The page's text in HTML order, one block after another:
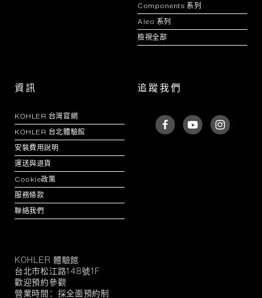
Components 系列
Aleo 系列
檢視全部
資訊
KOHLER 台灣官網
KOHLER 台北體驗館
安裝費用說明
運送與退貨
Cookie政策
服務條款
聯絡我們
追蹤我們
KOHLER
官
方
KOHLER 體驗館
台北市松江路148號1F
歡迎預約參觀
營業時間：採全面預約制